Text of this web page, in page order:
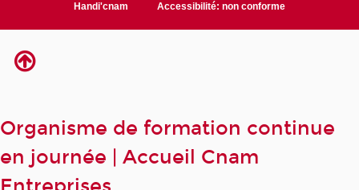
Handi'cnam
Accessibilité: non conforme
Organisme de formation continue
en journée | Accueil Cnam